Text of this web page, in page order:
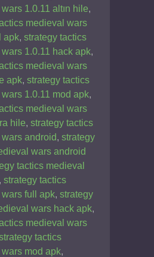
1.0.11 altın hile,
medieval wars
apk, strategy tactics
1.0.11 hack apk,
medieval wars
apk, strategy tactics
1.0.11 mod apk,
medieval wars
hile, strategy tactics
android, strategy
wars android
tactics medieval
, strategy tactics
full apk, strategy
wars hack apk,
medieval wars
tactics
mod apk,